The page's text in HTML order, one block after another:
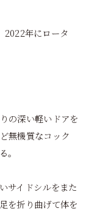
2022年にロータ
の深い軽いドアを
無機質なコック
。
サイドシルをまた
を折り曲げて体を